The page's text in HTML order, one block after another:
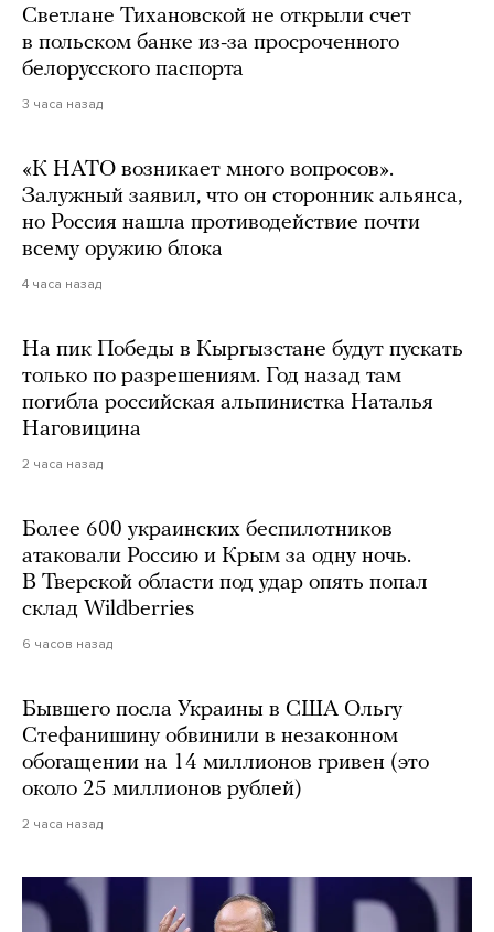
Светлане Тихановской не открыли счет
в польском банке из-за просроченного
белорусского паспорта
3 часа назад
«К НАТО возникает много вопросов».
Залужный заявил, что он сторонник альянса,
но Россия нашла противодействие почти
всему оружию блока
4 часа назад
На пик Победы в Кыргызстане будут пускать
только по разрешениям. Год назад там
погибла российская альпинистка Наталья
Наговицина
2 часа назад
Более 600 украинских беспилотников
атаковали Россию и Крым за одну ночь.
В Тверской области под удар опять попал
склад Wildberries
6 часов назад
Бывшего посла Украины в США Ольгу
Стефанишину обвинили в незаконном
обогащении на 14 миллионов гривен (это
около 25 миллионов рублей)
2 часа назад